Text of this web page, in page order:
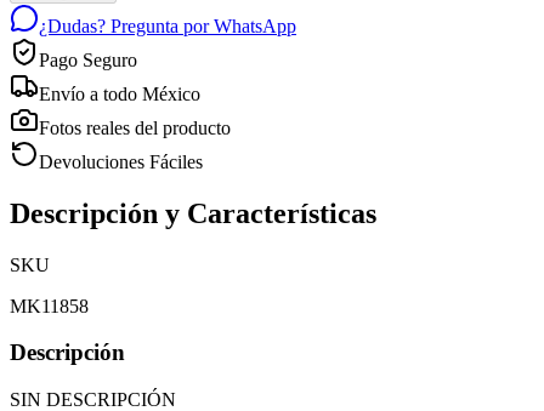
¿Dudas? Pregunta por WhatsApp
Pago Seguro
Envío a todo México
Fotos reales del producto
Devoluciones Fáciles
Descripción y Características
SKU
MK11858
Descripción
SIN DESCRIPCIÓN